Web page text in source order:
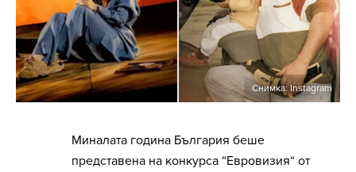
Снимка: Instagram
Миналата година България беше
представена на конкурса “Евровизия“ от